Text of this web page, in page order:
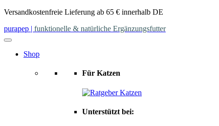
Skip
content
Versandkostenfreie Lieferung ab 65 € innerhalb DE
purapep | funktionelle & natürliche Ergänzungsfutter
Shop
Für Katzen
Unterstützt bei: